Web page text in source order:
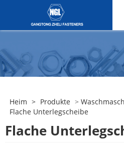
Heim > Produkte >
Flache Unterlegscheibe
Flache